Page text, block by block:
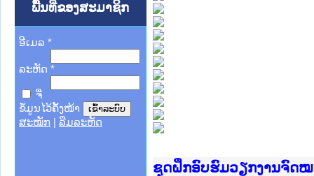
ພື້ນທີ່ຂອງສະມາຊິກ
ອີເມລ *
ລະຫັດ *
ຈື່
ຂໍ້ມູນໄວ້ຄັ້ງໜ້າ
ສະໝັກ
ລືມລະຫັດ
Ministry of Justice Lao
ເຜີຍແຜ່ວັບໄຊຈົດໝາຍເຫດ
ກະຊວງຍຸຕິທຳ
ຊຸດຝຶກອົບຮົມວຽກງານຈົດໝ
ກອງປະຊຸມທົບທວນຄືນການ
ຝຶກອົບຮົມ ຜູ່ປະສານງານວ
ຝຶກອົບຮົມ ຜູ່ປະສານງານວ
ເຜີຍແຜ່ແອັບກົດໝາຍລາວ
ເຜີຍແຜ່ແອັບກົດໝາຍລາວ
ຍົກລະດັບວຽກງານຈົດໝາຍ
ຊຸດຝຶກອົບຮົມວຽກງານຈົດໝ